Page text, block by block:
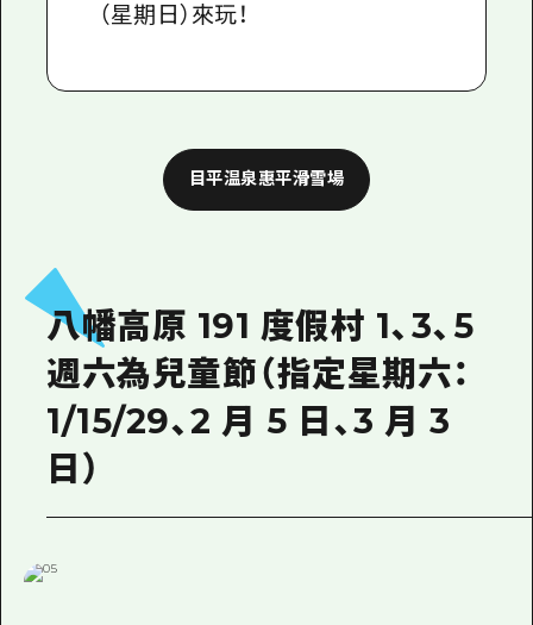
（星期日）來玩！
目平温泉惠平滑雪場
八幡高原 191 度假村 1、3、5
週六為兒童節（指定星期六：
1/15/29、2 月 5 日、3 月 3
日）